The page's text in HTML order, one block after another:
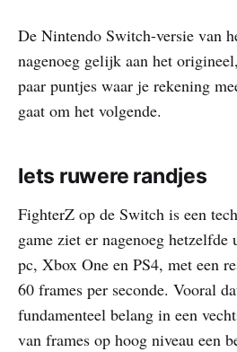
De Nintendo Switch-versie van
nagenoeg gelijk aan het
paar puntjes waar je rekening
gaat om het volgende.
Iets ruwere randjes
FighterZ op de Switch is een
game ziet er nagenoeg hetzelfde
pc, Xbox One en PS4, met een
60 frames per seconde. Vooral
fundamenteel belang in een
van frames op hoog niveau een